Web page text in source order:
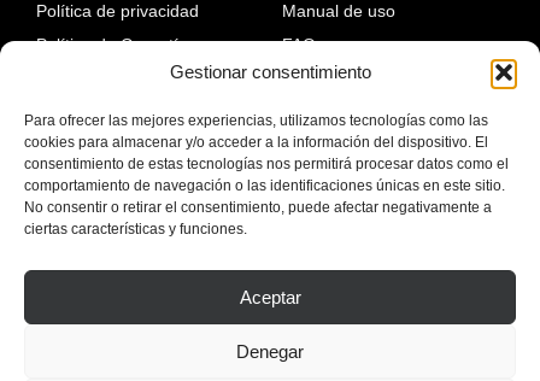
Gestionar consentimiento
Para ofrecer las mejores experiencias, utilizamos tecnologías como las
cookies para almacenar y/o acceder a la información del dispositivo. El
consentimiento de estas tecnologías nos permitirá procesar datos como el
comportamiento de navegación o las identificaciones únicas en este sitio.
No consentir o retirar el consentimiento, puede afectar negativamente a
ciertas características y funciones.
Aceptar
Denegar
Política de privacidad
Política de Garantía
Política de devoluciones
Política de envíos
Blog
Manual de uso
FAQ
Fallos comunes y solución